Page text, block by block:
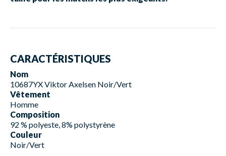
CARACTÉRISTIQUES
Nom
10687YX Viktor Axelsen Noir/Vert
Vêtement
Homme
Composition
92 % polyeste, 8% polystyrène
Couleur
Noir/Vert